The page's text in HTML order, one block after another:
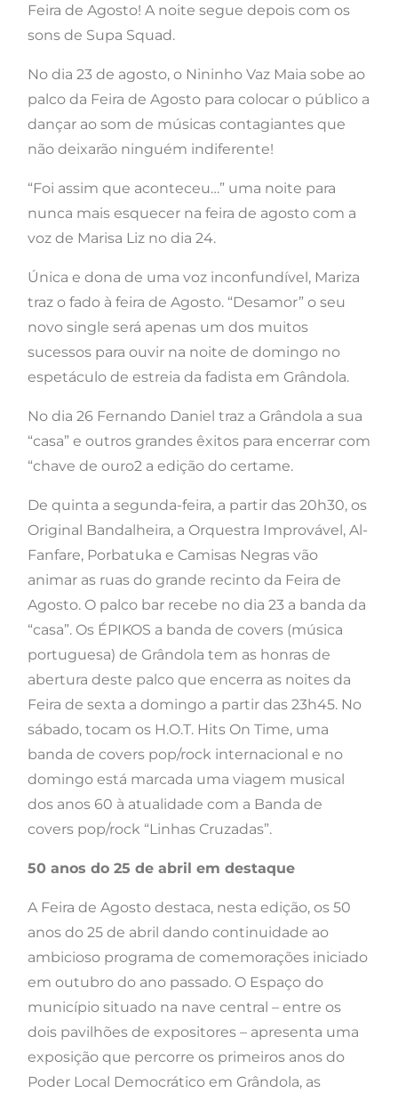
Feira de Agosto! A noite segue depois com os
sons de Supa Squad.
No dia 23 de agosto, o Nininho Vaz Maia sobe ao
palco da Feira de Agosto para colocar o público a
dançar ao som de músicas contagiantes que
não deixarão ninguém indiferente!
“Foi assim que aconteceu…” uma noite para
nunca mais esquecer na feira de agosto com a
voz de Marisa Liz no dia 24.
Única e dona de uma voz inconfundível, Mariza
traz o fado à feira de Agosto. “Desamor” o seu
novo single será apenas um dos muitos
sucessos para ouvir na noite de domingo no
espetáculo de estreia da fadista em Grândola.
No dia 26 Fernando Daniel traz a Grândola a sua
“casa” e outros grandes êxitos para encerrar com
“chave de ouro2 a edição do certame.
De quinta a segunda-feira, a partir das 20h30, os
Original Bandalheira, a Orquestra Improvável, Al-
Fanfare, Porbatuka e Camisas Negras vão
animar as ruas do grande recinto da Feira de
Agosto. O palco bar recebe no dia 23 a banda da
“casa”. Os ÉPIKOS a banda de covers (música
portuguesa) de Grândola tem as honras de
abertura deste palco que encerra as noites da
Feira de sexta a domingo a partir das 23h45. No
sábado, tocam os H.O.T. Hits On Time, uma
banda de covers pop/rock internacional e no
domingo está marcada uma viagem musical
dos anos 60 à atualidade com a Banda de
covers pop/rock “Linhas Cruzadas”.
50 anos do 25 de abril em destaque
A Feira de Agosto destaca, nesta edição, os 50
anos do 25 de abril dando continuidade ao
ambicioso programa de comemorações iniciado
em outubro do ano passado. O Espaço do
município situado na nave central – entre os
dois pavilhões de expositores – apresenta uma
exposição que percorre os primeiros anos do
Poder Local Democrático em Grândola, as